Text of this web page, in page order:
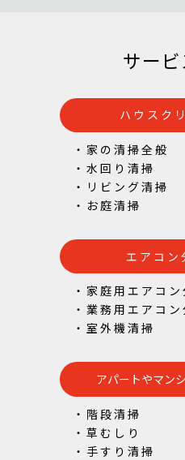
サー
ハウスク
・家の清掃全般
・水回り清掃
・リビング清掃
・お庭清掃
エアコン
・家庭用エアコ
・業務用エアコ
・室外機清掃
アパートやマン
・階段清掃
・草むしり
・手すり清掃